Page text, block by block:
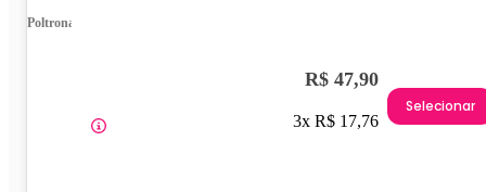
Poltrona
R$ 47,90
3x R$ 17,76
Selecionar